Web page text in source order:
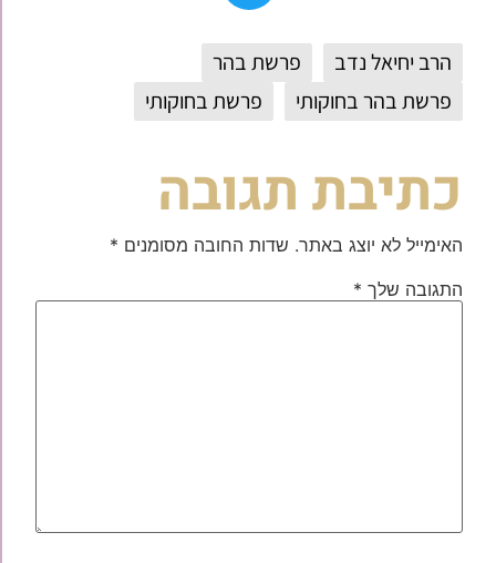
הרב יחיאל נדב
פרשת בהר
פרשת בהר בחוקותי
פרשת בחוקותי
כתיבת תגובה
האימייל לא יוצג באתר. שדות החובה מסומנים *
התגובה שלך *